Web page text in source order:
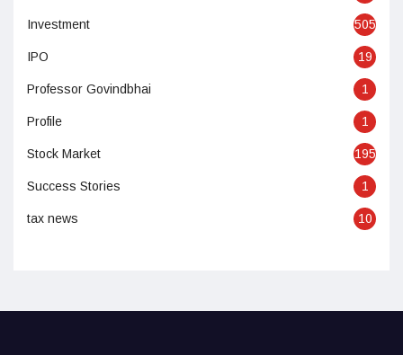
Investment 505
IPO 19
Professor Govindbhai 1
Profile 1
Stock Market 195
Success Stories 1
tax news 10